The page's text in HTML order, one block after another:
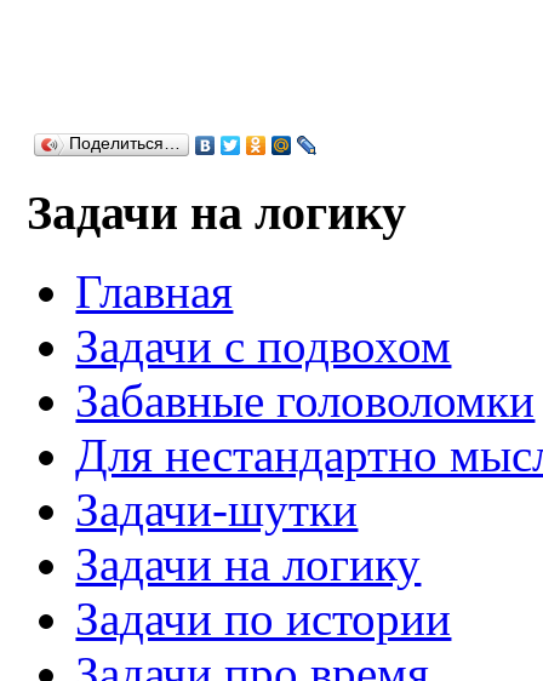
Поделиться…
Задачи на логику
Главная
Задачи с подвохом
Забавные головоломки
Для нестандартно
Задачи-шутки
Задачи на логику
Задачи по истории